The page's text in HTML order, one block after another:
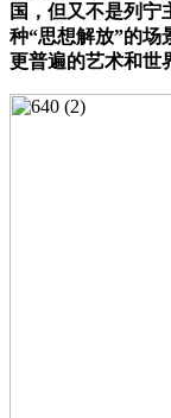
国，但又不是列宁
种“思想解放”的场
更普遍的艺术和世